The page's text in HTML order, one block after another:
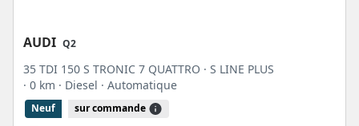
AUDI Q2
35 TDI 150 S TRONIC 7 QUATTRO · S LINE PLUS
· 0 km · Diesel · Automatique
Neuf sur commande